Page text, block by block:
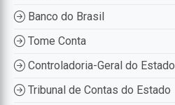
Banco do Brasil
Tome Conta
Controladoria-Geral do Estado
Tribunal de Contas do Estado